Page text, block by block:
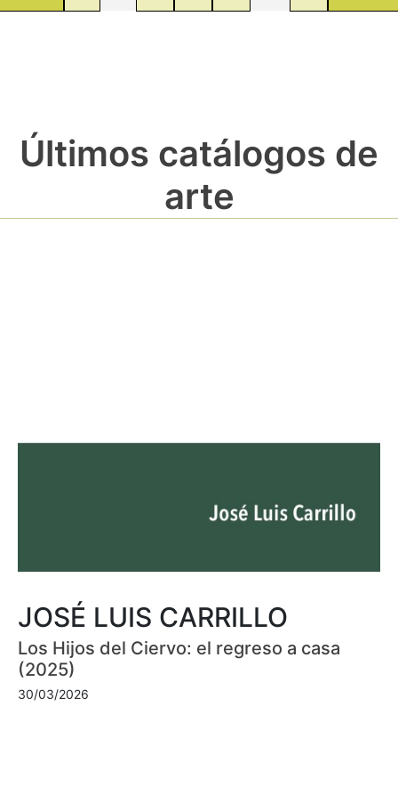
Últimos catálogos de
arte
JOSÉ LUIS CARRILLO
Los Hijos del Ciervo: el regreso a casa
(2025)
30/03/2026